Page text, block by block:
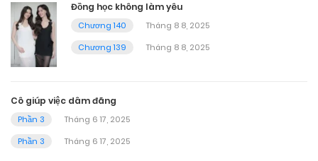
Đồng học không làm yêu
Chương 140
Tháng 8 8, 2025
Chương 139
Tháng 8 8, 2025
Cô giúp việc dâm đãng
Phần 3
Tháng 6 17, 2025
Phần 3
Tháng 6 17, 2025